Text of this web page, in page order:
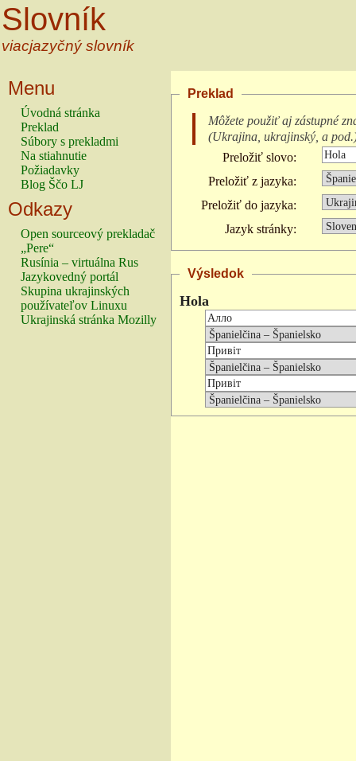
Slovník
viacjazyčný slovník
Menu
Úvodná stránka
Preklad
Súbory s prekladmi
Na stiahnutie
Požiadavky
Blog Ščo LJ
Odkazy
Open sourceový prekladač
„Pere“
Rusínia – virtuálna Rus
Jazykovedný portál
Skupina ukrajinských
používateľov Linuxu
Ukrajinská stránka Mozilly
Preklad
Môžete použiť aj zástupné
(Ukrajina, ukrajinský, a pod.
Preložiť slovo:
Preložiť z jazyka:
Preložiť do jazyka:
Jazyk stránky:
Výsledok
Hola